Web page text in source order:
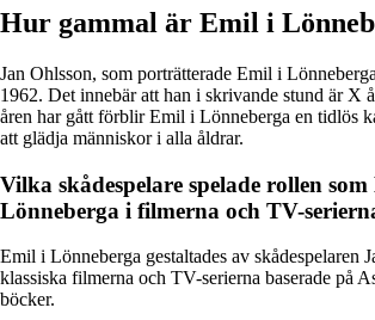
Hur gammal är Emil i
Jan Ohlsson, som porträtterade Emil i
1962. Det innebär att han i skrivande stund är X
åren har gått förblir Emil i Lönneberga en tidlös
att glädja människor i alla åldrar.
Vilka skådespelare spelade rollen
Lönneberga i filmerna och TV-
Emil i Lönneberga gestaltades av skådespelaren
klassiska filmerna och TV-serierna baserade på
böcker.